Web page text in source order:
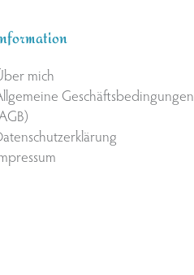
mich
Geschäftsbedingungen